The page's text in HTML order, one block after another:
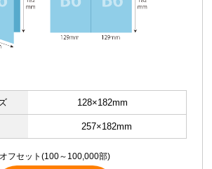
128×182mm
257×182mm
オフセット(100～100,000部)